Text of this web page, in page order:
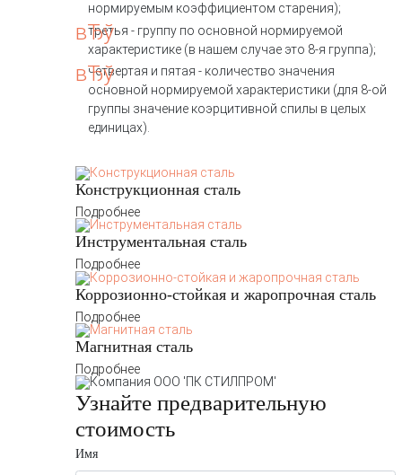
нормируемым коэффициентом старения);
третья - группу по основной нормируемой
характеристике (в нашем случае это 8-я группа);
четвертая и пятая - количество значения
основной нормируемой характеристики (для 8-ой
группы значение коэрцитивной спилы в целых
единицах).
Конструкционная сталь
Подробнее
Инструментальная сталь
Подробнее
Коррозионно-стойкая и жаропрочная сталь
Подробнее
Магнитная сталь
Подробнее
Узнайте предварительную
стоимость
Имя